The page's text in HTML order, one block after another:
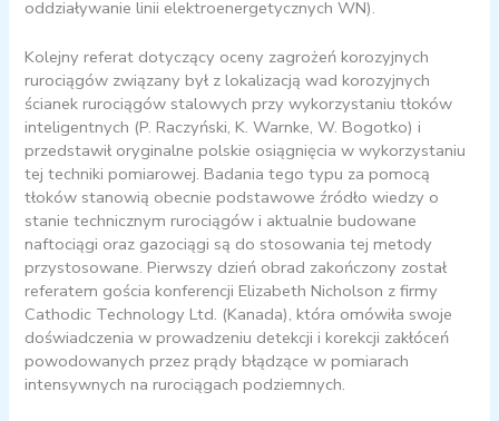
oddziaływanie linii elektroenergetycznych WN).
Kolejny referat dotyczący oceny zagrożeń korozyjnych
rurociągów związany był z lokalizacją wad korozyjnych
ścianek rurociągów stalowych przy wykorzystaniu tłoków
inteligentnych (P. Raczyński, K. Warnke, W. Bogotko) i
przedstawił oryginalne polskie osiągnięcia w wykorzystaniu
tej techniki pomiarowej. Badania tego typu za pomocą
tłoków stanowią obecnie podstawowe źródło wiedzy o
stanie technicznym rurociągów i aktualnie budowane
naftociągi oraz gazociągi są do stosowania tej metody
przystosowane. Pierwszy dzień obrad zakończony został
referatem gościa konferencji Elizabeth Nicholson z firmy
Cathodic Technology Ltd. (Kanada), która omówiła swoje
doświadczenia w prowadzeniu detekcji i korekcji zakłóceń
powodowanych przez prądy błądzące w pomiarach
intensywnych na rurociągach podziemnych.